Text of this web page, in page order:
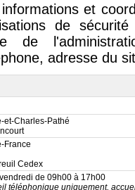
et
de sécurité
de
adresse du
et-Charles-Pathé
France
Cedex
de 09h00 à 17h00
téléphonique uniquement,